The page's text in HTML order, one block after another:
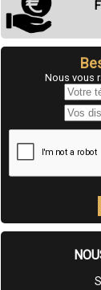
Nous vous